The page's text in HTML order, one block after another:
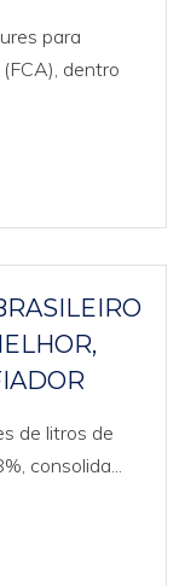
para
dentro
de litros de
consolida...